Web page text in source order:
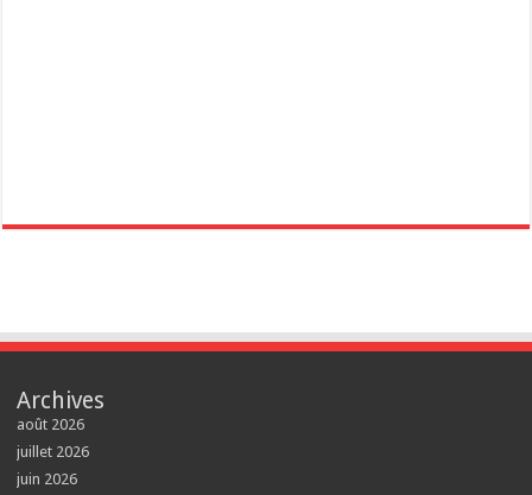
Archives
août 2026
juillet 2026
juin 2026